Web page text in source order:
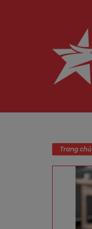
Trang chủ